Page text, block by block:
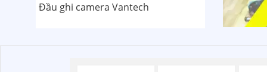
Đầu ghi camera Vantech